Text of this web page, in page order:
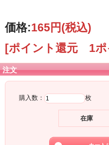
価格:165円(税込)
[ポイント還元 1ポ
注文
購入数： 枚
在庫